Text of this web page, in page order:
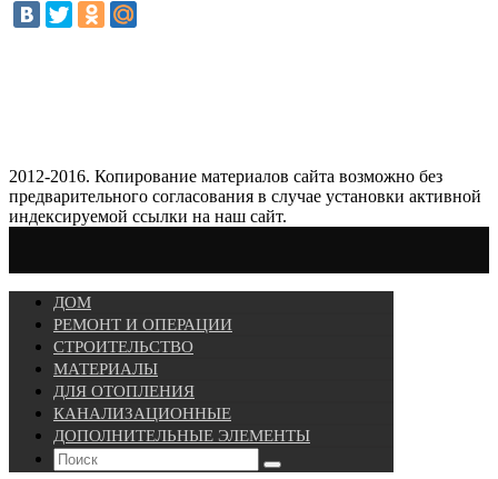
2012-2016. Копирование материалов сайта возможно без
предварительного согласования в случае установки активной
индексируемой ссылки на наш сайт.
ДОМ
РЕМОНТ И ОПЕРАЦИИ
СТРОИТЕЛЬСТВО
МАТЕРИАЛЫ
ДЛЯ ОТОПЛЕНИЯ
КАНАЛИЗАЦИОННЫЕ
ДОПОЛНИТЕЛЬНЫЕ ЭЛЕМЕНТЫ